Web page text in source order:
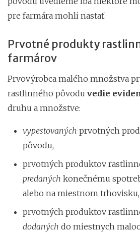
pre farmára mohli nastať.
Prvotné produkty
farmárov
Prvovýrobca malého množstva
rastlinného pôvodu vedie
druhu a množstve:
vypestovaných prvotných
pôvodu,
prvotných produktov
predaných konečnému
alebo na miestnom trhovisku,
prvotných produktov
dodaných do miestnych